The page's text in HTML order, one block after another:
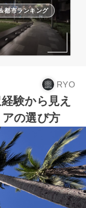
都市ランキング
RYO
験から見え
の選び方